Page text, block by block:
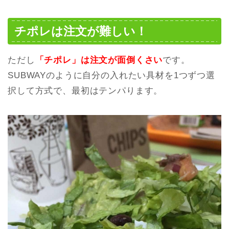
チポレは注文が難しい！
ただし 「チポレ」は注文が面倒くさいです。
SUBWAYのように自分の入れたい具材を1つずつ選
択して方式で、最初はテンパります。